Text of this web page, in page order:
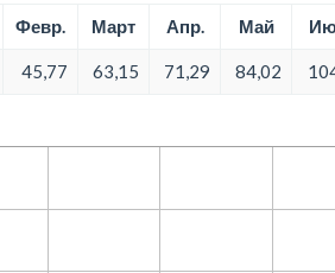
Февр. Март Апр. Май
45,77 63,15 71,29 84,02